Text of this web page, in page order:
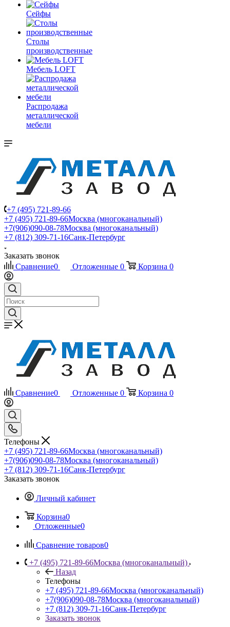
Сейфы
Столы
производственные
Мебель LOFT
Распродажа
металлической
мебели
+7 (495) 721-89-66
+7 (495) 721-89-66Москва (многоканальный)
+7(906)090-08-78Москва (многоканальный)
+7 (812) 309-71-16Санк-Петербург
Заказать звонок
Сравнение0 Отложенные 0 Корзина 0
Сравнение0 Отложенные 0 Корзина 0
Телефоны
+7 (495) 721-89-66Москва (многоканальный)
+7(906)090-08-78Москва (многоканальный)
+7 (812) 309-71-16Санк-Петербург
Заказать звонок
Личный кабинет
Корзина0
Отложенные0
Сравнение товаров0
+7 (495) 721-89-66Москва (многоканальный)
Назад
Телефоны
+7 (495) 721-89-66Москва (многоканальный)
+7(906)090-08-78Москва (многоканальный)
+7 (812) 309-71-16Санк-Петербург
Заказать звонок